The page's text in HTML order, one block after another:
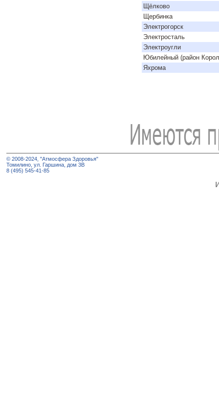
Щёлково
Щербинка
Электрогорск
Электросталь
Электроугли
Юбилейный (район
Яхрома
© 2008-2024, "Атмосфера Здоровья"
Томилино, ул. Гаршина, дом 3В
8 (495) 545-41-85